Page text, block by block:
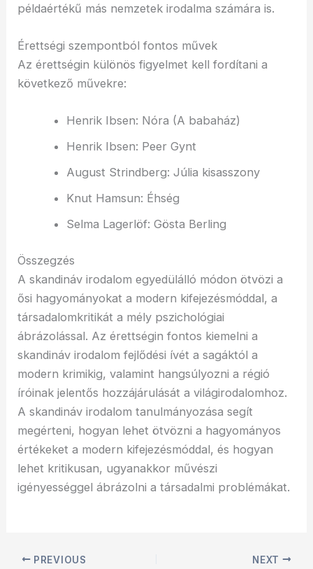
példaértékű más nemzetek irodalma számára is.
Érettségi szempontból fontos művek
Az érettségin különös figyelmet kell fordítani a
következő művekre:
Henrik Ibsen: Nóra (A babaház)
Henrik Ibsen: Peer Gynt
August Strindberg: Júlia kisasszony
Knut Hamsun: Éhség
Selma Lagerlöf: Gösta Berling
Összegzés
A skandináv irodalom egyedülálló módon ötvözi a
ősi hagyományokat a modern kifejezésmóddal, a
társadalomkritikát a mély pszichológiai
ábrázolással. Az érettségin fontos kiemelni a
skandináv irodalom fejlődési ívét a sagáktól a
modern krimikig, valamint hangsúlyozni a régió
íróinak jelentős hozzájárulását a világirodalomhoz.
A skandináv irodalom tanulmányozása segít
megérteni, hogyan lehet ötvözni a hagyományos
értékeket a modern kifejezésmóddal, és hogyan
lehet kritikusan, ugyanakkor művészi
igényességgel ábrázolni a társadalmi problémákat.
PREVIOUS NEXT